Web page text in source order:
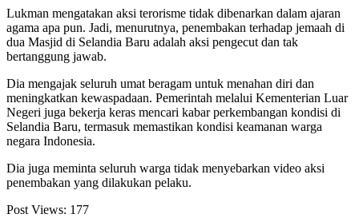
Lukman mengatakan aksi terorisme tidak dibenarkan dalam ajaran
agama apa pun. Jadi, menurutnya, penembakan terhadap jemaah di
dua Masjid di Selandia Baru adalah aksi pengecut dan tak
bertanggung jawab.
Dia mengajak seluruh umat beragam untuk menahan diri dan
meningkatkan kewaspadaan. Pemerintah melalui Kementerian Luar
Negeri juga bekerja keras mencari kabar perkembangan kondisi di
Selandia Baru, termasuk memastikan kondisi keamanan warga
negara Indonesia.
Dia juga meminta seluruh warga tidak menyebarkan video aksi
penembakan yang dilakukan pelaku.
Post Views: 177